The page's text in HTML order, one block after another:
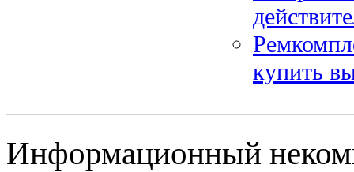
купить
Информационный